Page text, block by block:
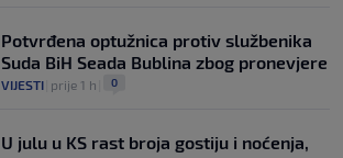
Potvrđena optužnica protiv službenika
Suda BiH Seada Bublina zbog pronevjere
VIJESTI prije 1 h 0
U julu u KS rast broja gostiju i noćenja,